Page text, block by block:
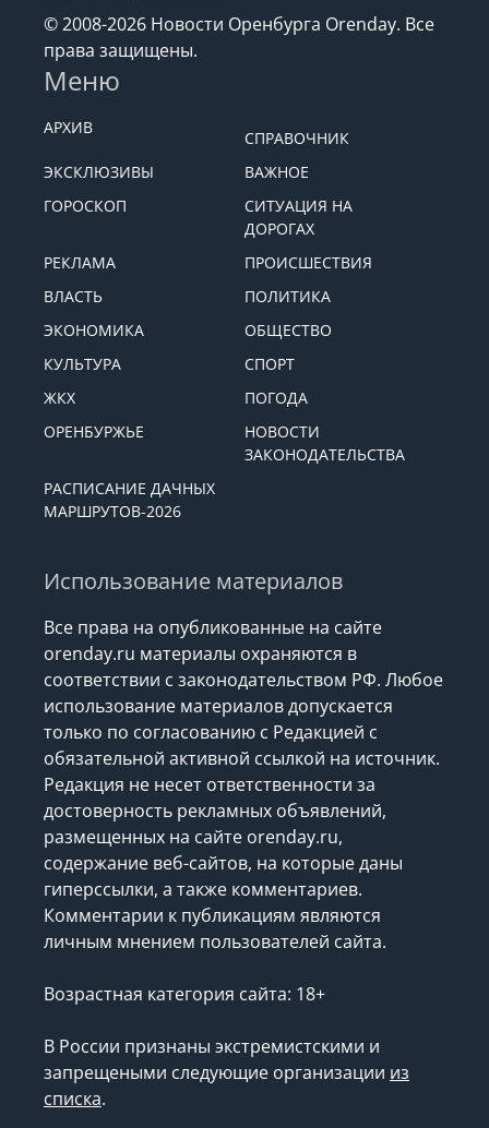
© 2008-2026 Новости Оренбурга Orenday. Все
права защищены.
Меню
АРХИВ
СПРАВОЧНИК
ЭКСКЛЮЗИВЫ
ВАЖНОЕ
ГОРОСКОП
СИТУАЦИЯ НА
ДОРОГАХ
РЕКЛАМА
ПРОИСШЕСТВИЯ
ВЛАСТЬ
ПОЛИТИКА
ЭКОНОМИКА
ОБЩЕСТВО
КУЛЬТУРА
СПОРТ
ЖКХ
ПОГОДА
ОРЕНБУРЖЬЕ
НОВОСТИ
ЗАКОНОДАТЕЛЬСТВА
РАСПИСАНИЕ ДАЧНЫХ
МАРШРУТОВ-2026
Использование материалов
Все права на опубликованные на сайте
orenday.ru материалы охраняются в
соответствии с законодательством РФ. Любое
использование материалов допускается
только по согласованию с Редакцией с
обязательной активной ссылкой на источник.
Редакция не несет ответственности за
достоверность рекламных объявлений,
размещенных на сайте orenday.ru,
содержание веб-сайтов, на которые даны
гиперссылки, а также комментариев.
Комментарии к публикациям являются
личным мнением пользователей сайта.
Возрастная категория сайта: 18+
В России признаны экстремистскими и
запрещеными следующие организации из
списка.